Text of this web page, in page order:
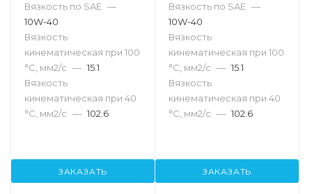
Вязкость по SAE —
10W-40
Вязкость
кинематическая при 100
°С, мм2/с — 15.1
Вязкость
кинематическая при 40
°С, мм2/с — 102.6
ЗАКАЗАТЬ
Вязкость по SAE —
10W-40
Вязкость
кинематическая при 100
°С, мм2/с — 15.1
Вязкость
кинематическая при 40
°С, мм2/с — 102.6
ЗАКАЗАТЬ